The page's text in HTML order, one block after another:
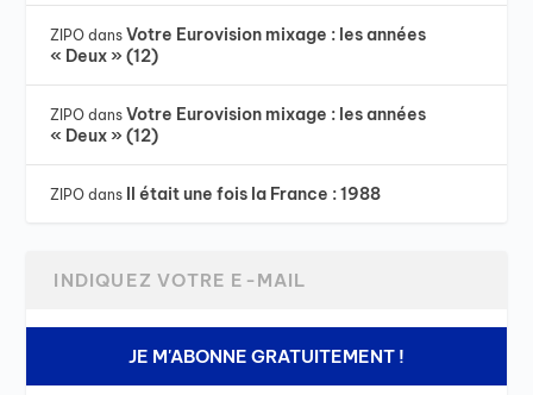
ZIPO dansVotre Eurovision mixage : les années
« Deux » (12)
ZIPO dansVotre Eurovision mixage : les années
« Deux » (12)
ZIPO dans Il était une fois la France : 1988
JE M'ABONNE GRATUITEMENT !